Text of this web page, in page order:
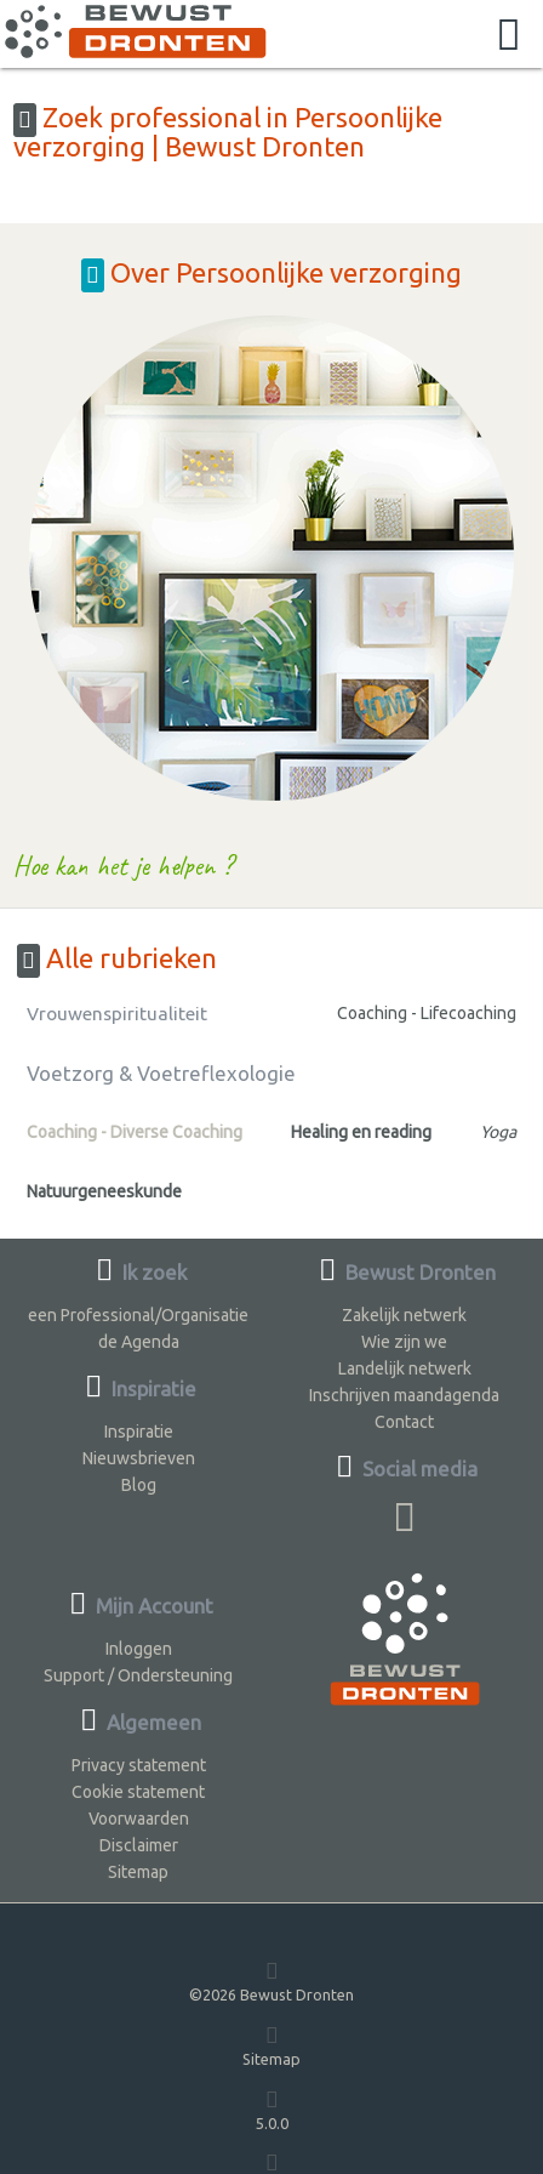
Zoek professional in Persoonlijke
verzorging | Bewust Dronten
Over Persoonlijke verzorging
Hoe kan het je helpen ?
Alle rubrieken
Vrouwenspiritualiteit Coaching - Lifecoaching
Voetzorg & Voetreflexologie
Coaching - Diverse Coaching Healing en reading Yoga
Natuurgeneeskunde
Ik zoek
een Professional/Organisatie
de Agenda
Inspiratie
Inspiratie
Nieuwsbrieven
Blog
Bewust Dronten
Zakelijk netwerk
Wie zijn we
Landelijk netwerk
Inschrijven maandagenda
Contact
Social media
Mijn Account
Inloggen
Support / Ondersteuning
Algemeen
Privacy statement
Cookie statement
Voorwaarden
Disclaimer
Sitemap
©2026 Bewust Dronten
Sitemap
5.0.0